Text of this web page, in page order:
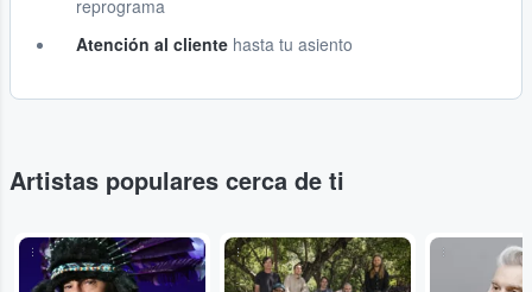
reprograma
Atención al cliente hasta tu asiento
Artistas populares cerca de ti
... ... ...